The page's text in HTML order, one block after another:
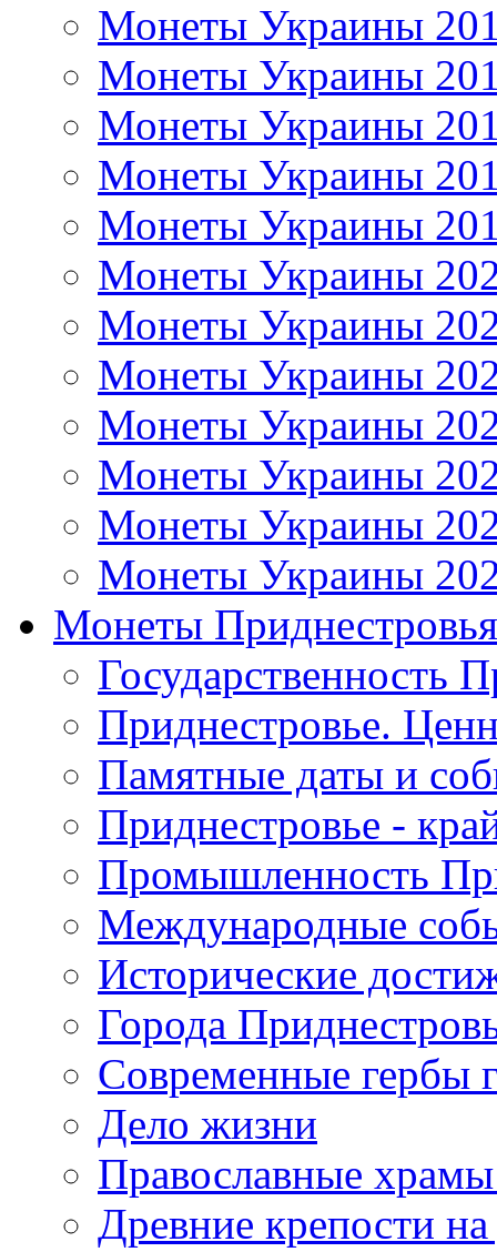
Монеты Украины
Монеты Украины
Монеты Украины
Монеты Украины
Монеты Украины
Монеты Украины
Монеты Украины
Монеты Украины
Монеты Украины
Монеты Украины
Монеты Украины
Монеты Украины
Монеты Приднестровья
Государственность
Приднестровье.
Памятные даты и
Приднестровье -
Промышленность
Международные
Исторические
Города
Современные гербы
Дело жизни
Православные
Древние крепости